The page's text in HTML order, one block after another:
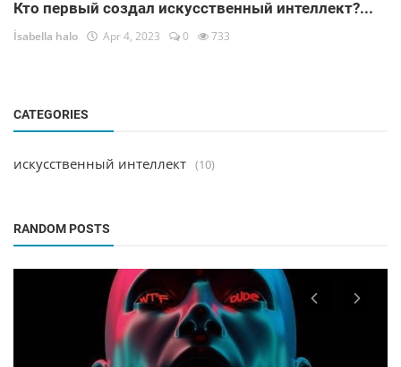
Кто первый создал искусственный интеллект?...
İsabella halo Apr 4, 2023 0 733
CATEGORIES
искусственный интеллект (10)
RANDOM POSTS